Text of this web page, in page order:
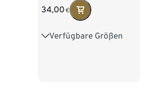
34,00 €
Verfügbare Größen
122/128 134/140